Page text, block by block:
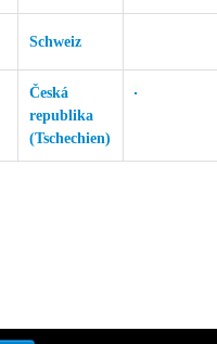
Schweiz
Česká
republika
(Tschechien)